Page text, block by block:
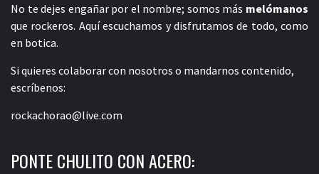
No te dejes engañar por el nombre; somos más melómanos
que rockeros. Aquí escuchamos y disfrutamos de todo, como
en botica.
Si quieres colaborar con nosotros o mandarnos contenido,
escríbenos:
rockachorao@live.com
PONTE CHULITO CON ACERO: